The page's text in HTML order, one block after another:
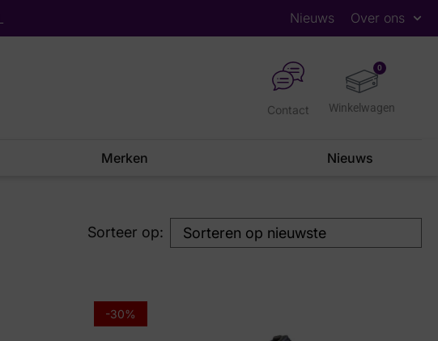
Nieuws Over ons
0
Contact
Merken Nieuws
Sorteer op:
-30%